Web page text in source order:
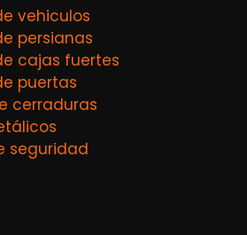
vehiculos
persianas
cajas fuertes
puertas
cerraduras
seguridad